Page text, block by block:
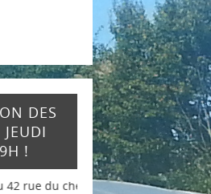
DES
!
vert